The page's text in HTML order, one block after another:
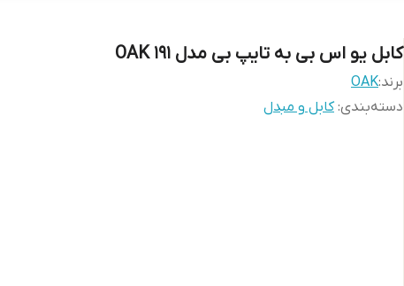
کابل یو اس بی به تایپ بی مدل OAK 191
برند:OAK
دسته‌بندی:کابل و مبدل